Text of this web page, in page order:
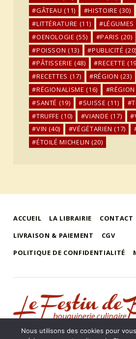
GÂTEAU (11) HISTOIRE (30)
LITTÉRATURE (11) LÉGUMES
OENOLOGIE (55) PARIS (20)
POISSON (13) PUBLICITÉ (20)
PÂTISSERIE (48) RECETTE
RECETTES (17) RÉGION (23)
RÉGIONALISME (16)
SANTÉ (19) SUISSE (11)
TRUFFE (10) VIANDE (17)
VIN (40) VÉGÉTARIEN (17)
ÉTOILÉ MICHELIN (20)
ACCUEIL LA LIBRAIRIE
CONTACT
LIVRAISON & PAIEMENT
CGV
POLITIQUE DE CONFIDENTIALITÉ
le festin de babette
"LE FESTIN DE BABETTE" – BOUQUINERIE GASTRONOMIQUE
Nous utilisons des cookies pour